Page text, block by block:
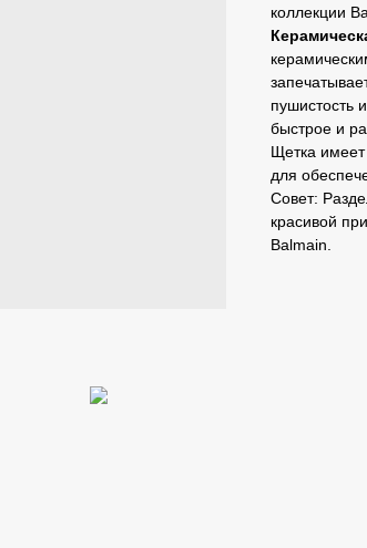
коллекции
пушистость
быстрое и
Щетка
для
Совет:
красивой
Balmain.